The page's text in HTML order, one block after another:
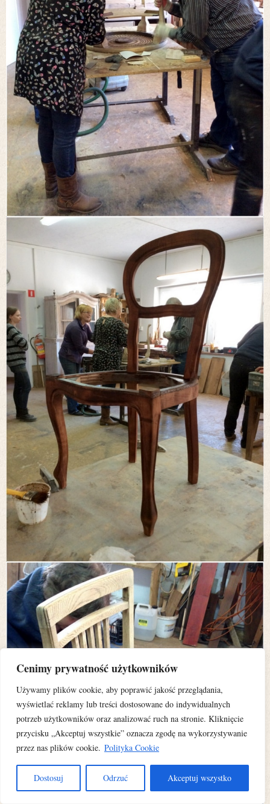
Cenimy prywatność użytkowników
Używamy plików cookie, aby poprawić jakość przeglądania,
wyświetlać reklamy lub treści dostosowane do indywidualnych
potrzeb użytkowników oraz analizować ruch na stronie. Kliknięcie
przycisku „Akceptuj wszystkie” oznacza zgodę na wykorzystywanie
przez nas plików cookie. Polityka Cookie
Dostosuj Odrzuć Akceptuj wszystko